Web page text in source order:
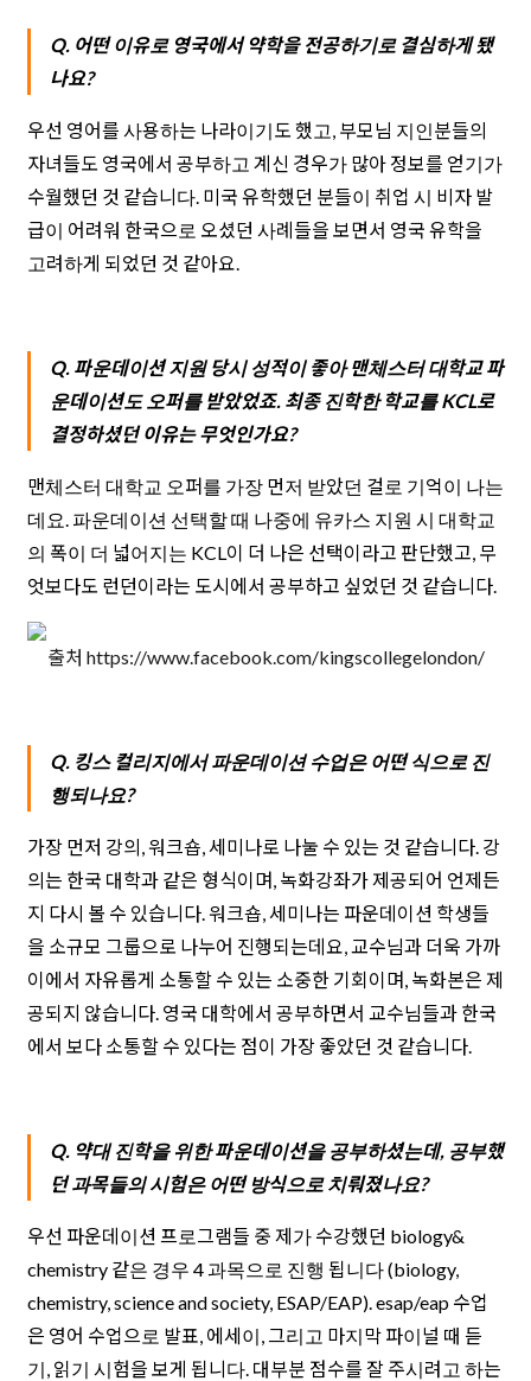
Q. 어떤 이유로 영국에서 약학을 전공하기로 결심하게 됐
나요?
우선 영어를 사용하는 나라이기도 했고, 부모님 지인분들의
자녀들도 영국에서 공부하고 계신 경우가 많아 정보를 얻기가
수월했던 것 같습니다. 미국 유학했던 분들이 취업 시 비자 발
급이 어려워 한국으로 오셨던 사례들을 보면서 영국 유학을
고려하게 되었던 것 같아요.
Q. 파운데이션 지원 당시 성적이 좋아 맨체스터 대학교 파
운데이션도 오퍼를 받았었죠. 최종 진학한 학교를 KCL로
결정하셨던 이유는 무엇인가요?
맨체스터 대학교 오퍼를 가장 먼저 받았던 걸로 기억이 나는
데요. 파운데이션 선택할 때 나중에 유카스 지원 시 대학교
의 폭이 더 넓어지는 KCL이 더 나은 선택이라고 판단했고, 무
엇보다도 런던이라는 도시에서 공부하고 싶었던 것 같습니다.
출처 https://www.facebook.com/kingscollegelondon/
Q. 킹스 컬리지에서 파운데이션 수업은 어떤 식으로 진
행되나요?
가장 먼저 강의, 워크숍, 세미나로 나눌 수 있는 것 같습니다. 강
의는 한국 대학과 같은 형식이며, 녹화강좌가 제공되어 언제든
지 다시 볼 수 있습니다. 워크숍, 세미나는 파운데이션 학생들
을 소규모 그룹으로 나누어 진행되는데요, 교수님과 더욱 가까
이에서 자유롭게 소통할 수 있는 소중한 기회이며, 녹화본은 제
공되지 않습니다. 영국 대학에서 공부하면서 교수님들과 한국
에서 보다 소통할 수 있다는 점이 가장 좋았던 것 같습니다.
Q. 약대 진학을 위한 파운데이션을 공부하셨는데, 공부했
던 과목들의 시험은 어떤 방식으로 치뤄졌나요?
우선 파운데이션 프로그램들 중 제가 수강했던 biology&
chemistry 같은 경우 4 과목으로 진행 됩니다 (biology,
chemistry, science and society, ESAP/EAP). esap/eap 수업
은 영어 수업으로 발표, 에세이, 그리고 마지막 파이널 때 듣
기, 읽기 시험을 보게 됩니다. 대부분 점수를 잘 주시려고 하는